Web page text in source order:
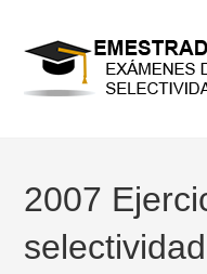
contenido
2007